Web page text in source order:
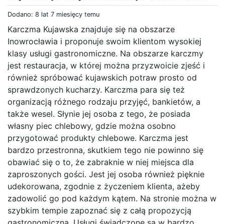
Dodano: 8 lat 7 miesięcy temu
Karczma Kujawska znajduje się na obszarze
Inowrocławia i proponuje swoim klientom wysokiej
klasy usługi gastronomiczne. Na obszarze karczmy
jest restauracja, w której można przyzwoicie zjeść i
również spróbować kujawskich potraw prosto od
sprawdzonych kucharzy. Karczma para się też
organizacją różnego rodzaju przyjęć, bankietów, a
także wesel. Słynie jej osoba z tego, że posiada
własny piec chlebowy, gdzie można osobno
przygotować produkty chlebowe. Karczma jest
bardzo przestronna, skutkiem tego nie powinno się
obawiać się o to, że zabraknie w niej miejsca dla
zaproszonych gości. Jest jej osoba również pięknie
udekorowana, zgodnie z życzeniem klienta, ażeby
zadowolić go pod każdym kątem. Na stronie można w
szybkim tempie zapoznać się z całą propozycją